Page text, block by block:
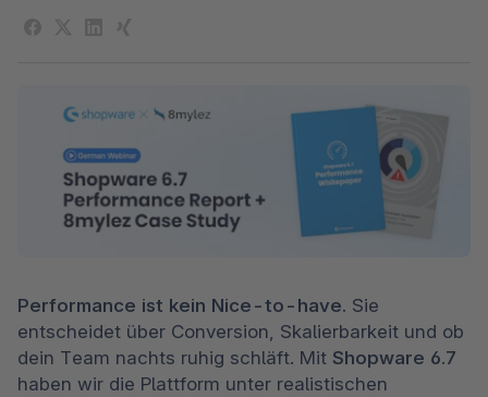
Performance ist kein Nice-to-have. Sie
entscheidet über Conversion, Skalierbarkeit und ob
dein Team nachts ruhig schläft. Mit Shopware 6.7
haben wir die Plattform unter realistischen